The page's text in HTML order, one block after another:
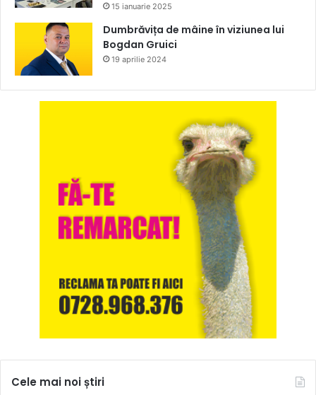
15 ianuarie 2025
Dumbrăvița de mâine în viziunea lui
Bogdan Gruici
19 aprilie 2024
Cele mai noi știri